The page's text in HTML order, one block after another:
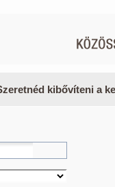
kibővíteni a